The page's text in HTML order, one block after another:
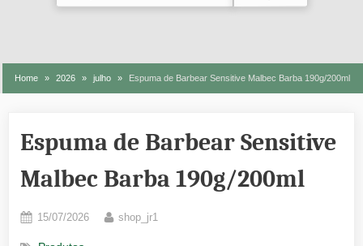
por:
Home 2026 julho Espuma de Barbear Sensitive Malbec Barba 190g/200ml
Espuma de Barbear Sensitive
Malbec Barba 190g/200ml
Posted
15/07/2026 By
shop_jr1